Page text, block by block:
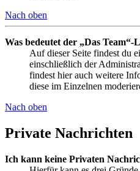
Nach oben
Was bedeutet der „Das
Auf dieser Seite findest du
einschließlich der
findest hier auch weitere
diese im Einzelnen
Nach oben
Private Nachrichten
Ich kann keine Privaten